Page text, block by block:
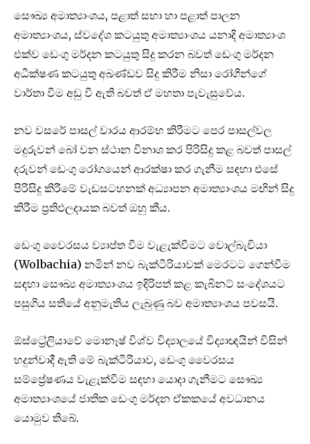
සෞඛ්‍ය අමාත්‍යාංශය, පළාත් සභා හා පළාත් පාලන
අමාත්‍යාංශය, ස්වදේශ කටයුතු අමාත්‍යාංශය යනාදි අමාත්‍යාංශ
එක්ව ඩෙංගු මර්දන කටයුතු සිදු කරන බවත් ඩෙංගු මර්දන
අධීක්ෂණ කටයුතු අඛණ්ඩව සිදු කිරීම නිසා රෝගීන්ගේ
වාර්තා වීම අඩු වී ඇති බවත් ඒ මහතා පැවැසුවේය.
නව වසරේ පාසල් වාරය ආරම්භ කිරීමට පෙර පාසල්වල
මදුරුවන් බෝ වන ස්ථාන විනාශ කර පිරිසිදු කළ බවත් පාසල්
දරුවන් ඩෙංගු රෝගයෙන් ආරක්ෂා කර ගැනීම සඳහා එසේ
පිරිසිදු කිරීමේ වැඩසටහනක් අධ්‍යාපන අමාත්‍යාංශය මඟින් සිදු
කිරීම ප්‍රතිඵලදායක බවත් ඔහු කීය.
ඩෙංගු වෛරසය ව්‍යාප්ත වීම වැළැක්වීමට වොල්බැචියා
(Wolbachia) නමින් නව බැක්ටීරියාවක් මෙරටට ගෙන්වීම
සඳහා සෞඛ්‍ය අමාත්‍යාංශය ඉදිරිපත් කළ කැබිනට් සංදේශයට
පසුගිය සතියේ අනුමැතිය ලැබුණු බව අමාත්‍යාංශය පවසයි.
ඕස්ට්‍රේලියාවේ මොනෑෂ් විශ්ව විද්‍යාලයේ විද්‍යාඥයින් විසින්
හදුන්වාදී ඇති මේ බැක්ටීරියාව, ඩෙංගු වෛරසය
සම්ප්‍රේෂණය වැළැක්වීම සඳහා යොදා ගැනීමට සෞඛ්‍ය
අමාත්‍යාංශයේ ජාතික ඩෙංගු මර්දන ඒකකයේ අවධානය
යොමුව තිබේ.